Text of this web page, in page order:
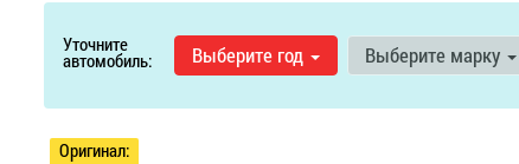
Уточните
автомобиль: Выберите год Выберите марку
Оригинал: